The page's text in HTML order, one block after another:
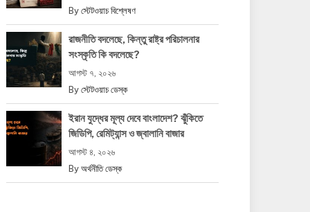
By স্টেটওয়াচ বিশ্লেষণ
রাজনীতি বদলেছে, কিন্তু রাষ্ট্র পরিচালনার
সংস্কৃতি কি বদলেছে?
আগস্ট ৭, ২০২৬
By স্টেটওয়াচ ডেস্ক
ইরান যুদ্ধের মূল্য দেবে বাংলাদেশ? ঝুঁকিতে
জিডিপি, রেমিট্যান্স ও জ্বালানি বাজার
আগস্ট ৪, ২০২৬
By অর্থনীতি ডেস্ক